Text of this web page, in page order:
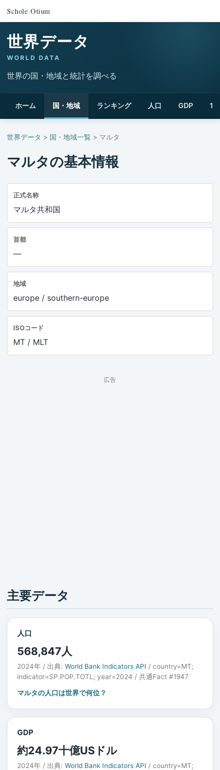
Schole Otium
世界データ
WORLD DATA
世界の国・地域と統計を調べる
ホーム 国・地域 ランキング 人口 GDP 1
世界データ > 国・地域一覧 > マルタ
マルタの基本情報
正式名称
マルタ共和国
首都
—
地域
europe / southern-europe
ISOコード
MT / MLT
広告
主要データ
人口
568,847人
2024年 / 出典: World Bank Indicators API / country=MT;
indicator=SP.POP.TOTL; year=2024 / 共通Fact #1947
マルタの人口は世界で何位？
GDP
約24.97十億USドル
2024年 / 出典: World Bank Indicators API / country=MT;